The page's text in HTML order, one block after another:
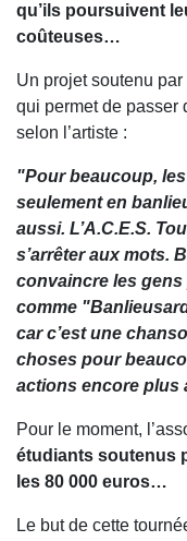
qu’ils poursuivent
coûteuses…
Un projet soutenu par
qui permet de passer
selon l’artiste :
"Pour beaucoup,
seulement en
aussi. L’A.C.E.S.
s’arrêter aux mots.
convaincre les gens
comme
car c’est une
choses pour
actions encore plus
Pour le moment,
étudiants soutenus
les 80 000 euros…
Le but de cette